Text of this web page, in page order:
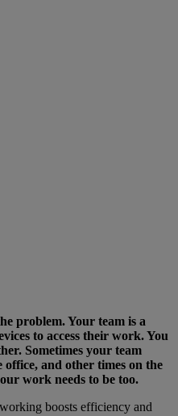
problem. Your team is a
to access their work. You
Sometimes your team
office, and other times on the
work needs to be too.
boosts efficiency and